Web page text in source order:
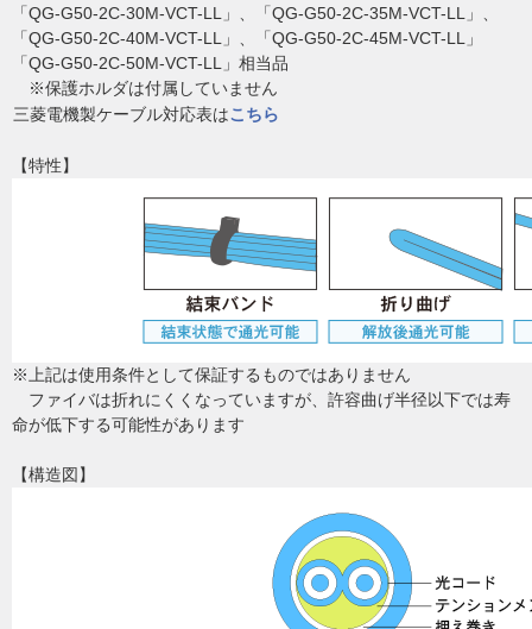
「QG-G50-2C-30M-VCT-LL」、「QG-G50-2C-35M-VCT-LL」、
「QG-G50-2C-40M-VCT-LL」、「QG-G50-2C-45M-VCT-LL」
「QG-G50-2C-50M-VCT-LL」相当品
※保護ホルダは付属していません
三菱電機製ケーブル対応表はこちら
【特性】
※上記は使用条件として保証するものではありません
ファイバは折れにくくなっていますが、許容曲げ半径以下では寿
命が低下する可能性があります
【構造図】